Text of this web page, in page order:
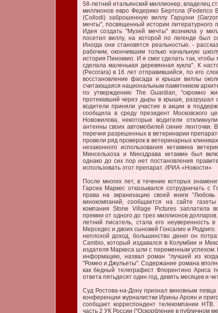
58-летний итальянский миллионер, владелец
миллионов евро Федерико Бертола (Federico
(Collodi) заброшенную виллу Гарцони
мечты", посвященный истории литературного
Идея создать "Музей мечты" возникла у
посетил виллу, на которой по легенде был
Иногда они становятся реальностью. -
рабочим, окончившим только начальную
история Пиноккио. И я смог сделать так,
сделала маленькая деревянная кукла". К
(Pecorara) в 16 лет отправившийся, по его
восстановление фасада и крыши виллы
считающаяся национальным памятником
по утверждению The Guardian, "скромно
протекавший через дыры в крыше, разрушал
водители приняли участие в акции в
сообщила в среду президент Московского
Новожилова, некоторые водители
антенны своих автомобилей синие ленточки.
перечня разрешенных в ветеринарии
провели ряд проверок в ветеринарных
незаконного использования кетамина
Минсельхоза и Минздрава кетамин был
однако до сих пор нет постановления
использовать этот препарат. //РИА «Новости»
После многих лет, в течение которых
Гарсиа Маркес отказывался сотрудничать с
права на экранизацию своей книги
кинокомпаний, сообщается на сайте
компания Stone Village Pictures заплатила
премии от одного до трех миллионов
летний писатель, стала его неуверенность
Мерседес и двоих сыновей Гонсалио и
неплохой доход, большинство денег он
Cambio, который издавался в Колумбии и
издателя Маркеса шли с переменным
информацию, назвал роман "лучшей из
"Ромео и Джульеты". Содержание романа
как бедный телеграфист Флорентино Ариса
ответа пятьдесят один год, девять месяцев и
Суд Ростова-на-Дону признал виновным
конференции журналистки Ирины Ароян и
сообщает корреспондент телекомпании
часть 2 УК России ("Оскорбление в публичном